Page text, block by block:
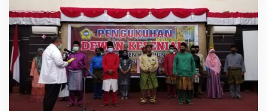
r
i
m
u
n
W
R
A
d
j